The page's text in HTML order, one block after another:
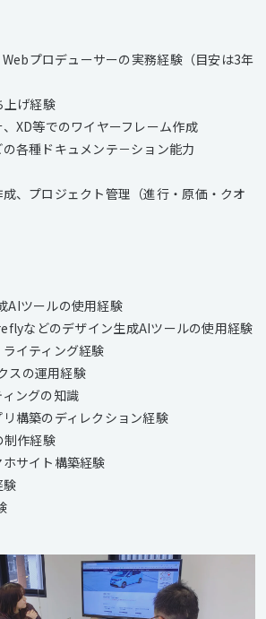
Webプロデューサーの実務経験（目安は3年
上げ経験
XD等でのワイヤーフレーム作成
各種ドキュメンテ－ション能力
、プロジェクト管理（進行・原価・クオ
AIツールの使用経験
などのデザイン生成AIツールの使用経験
イティング経験
スの運用経験
ングの知識
構築のディレクション経験
制作経験
サイト構築経験
験